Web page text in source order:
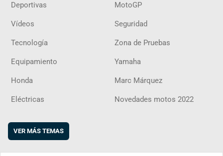
Deportivas MotoGP
Vídeos Seguridad
Tecnología Zona de Pruebas
Equipamiento Yamaha
Honda Marc Márquez
Eléctricas Novedades motos 2022
VER MÁS TEMAS